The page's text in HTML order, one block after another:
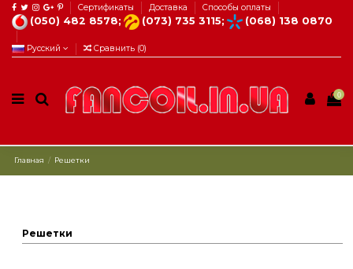
Сертификаты Доставка Способы оплаты
(050) 482 8578; (073) 735 3115; (068) 138 0870
Русский Сравнить (0)
0
Главная Решетки
Решетки